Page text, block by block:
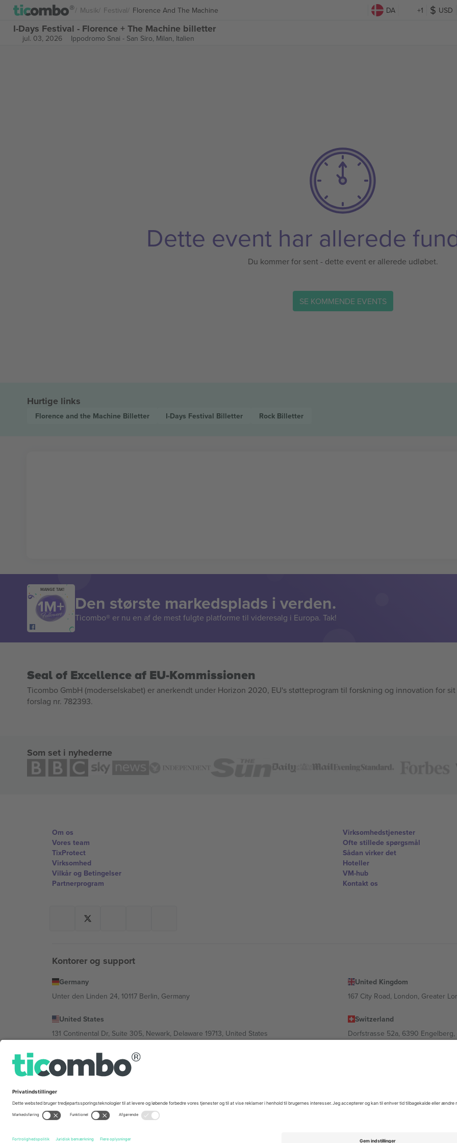
Musik Festival Florence And The Machine DA +1 USD
I-Days Festival - Florence + The Machine billetter
jul. 03, 2026 Ippodromo Snai - San Siro, Milan, Italien
Dette event har allerede
Du kommer for sent - dette event er allerede udløbet.
SE KOMMENDE EVENTS
Hurtige links
Florence and the Machine Billetter I-Days Festival Billetter Rock Billetter
MANGE TAK!
Den største markedsplads i verden.
Ticombo® er nu en af de mest fulgte platforme til videresalg i Europa. Tak!
Seal of Excellence af EU-Kommissionen
Ticombo GmbH (moderselskabet) er anerkendt under Horizon 2020, EU's støtteprogram til forskning og innovation for sit
forslag nr. 782393.
Som set i nyhederne
Om os
Vores team
TixProtect
Virksomhed
Vilkår og Betingelser
Partnerprogram
Virksomhedstjenester
Ofte stillede spørgsmål
Sådan virker det
Hoteller
VM-hub
Kontakt os
Kontorer og support
Germany
Unter den Linden 24, 10117 Berlin, Germany
United Kingdom
167 City Road, London, Greater
United States
131 Continental Dr, Suite 305, Newark, Delaware 19713, United States
Switzerland
Dorfstrasse 52a, 6390 Engelberg,
Bulgaria
Regus Sofia City West, bul Totleben 53-55, 1606 Sofia, Bulgaria
Av Chapultepec 360, Roma Norte, Cuauhtémoc, 06700 Ciudad de México, CDMX, Mexico
© 2026 Ticombo. Alle rettigheder forbeholdes.